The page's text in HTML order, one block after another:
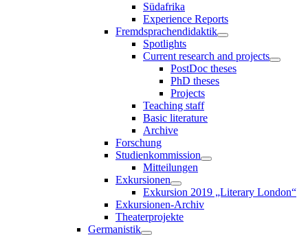
Südafrika
Experience Reports
Fremdsprachendidaktik
Spotlights
Current research and projects
PostDoc theses
PhD theses
Projects
Teaching staff
Basic literature
Archive
Forschung
Studienkommission
Mitteilungen
Exkursionen
Exkursion 2019 „Literary London“
Exkursionen-Archiv
Theaterprojekte
Germanistik